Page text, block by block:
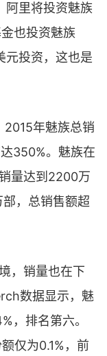
阿里将投资魅族
也投资魅族
元投资，这也是
2015年魅族总销
350%。魅族在
量达到2200万
，总销售额超
，销量也在下
数据显示，魅
，排名第六。
仅为0.1%，前